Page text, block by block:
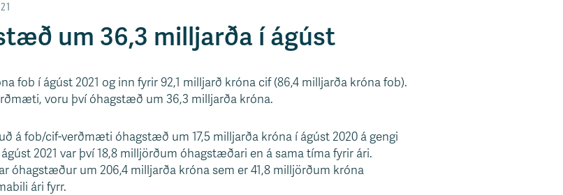
um 36,3 milljarða í ágúst
fob í ágúst 2021 og inn fyrir 92,1 milljarð króna cif (86,4 milljarða króna fob).
voru því óhagstæð um 36,3 milljarða króna.
á fob/cif-verðmæti óhagstæð um 17,5 milljarða króna í ágúst 2020 á gengi
2021 var því 18,8 milljörðum óhagstæðari en á sama tíma fyrir ári.
óhagstæður um 206,4 milljarða króna sem er 41,8 milljörðum króna
ári fyrr.